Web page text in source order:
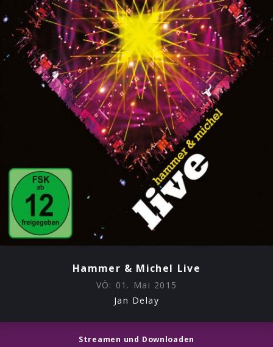
Hammer & Michel Live
VÖ: 01. Mai 2015
Jan Delay
Streamen und Downloaden